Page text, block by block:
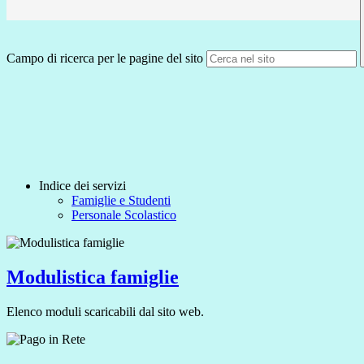
Campo di ricerca per le pagine del sito
Indice dei servizi
Famiglie e Studenti
Personale Scolastico
Modulistica famiglie
Elenco moduli scaricabili dal sito web.